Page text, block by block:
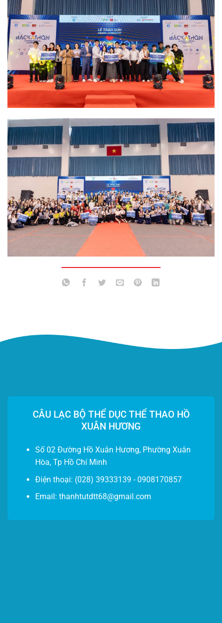
CÂU LẠC BỘ THỂ DỤC THỂ THAO HỒ
XUÂN HƯƠNG
Số 02 Đường Hồ Xuân Hương, Phường Xuân
Hòa, Tp Hồ Chí Minh
Điện thoại: (028) 39333139 - 0908170857
Email: thanhtutdtt68@gmail.com